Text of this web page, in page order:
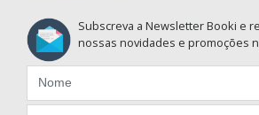
Subscreva a Newsletter Booki e
nossas novidades e promoções